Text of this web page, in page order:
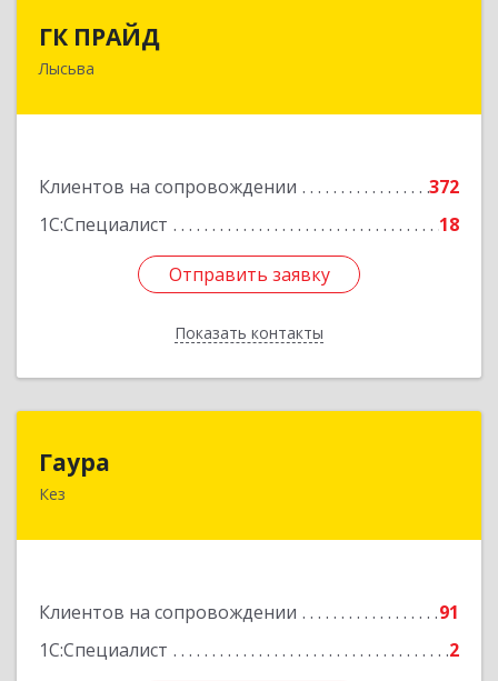
ГК ПРАЙД
Лысьва
Клиентов на сопровождении
372
1С:Специалист
18
Отправить заявку
Показать контакты
618909, Пермский край, Лысьва г, Репина ул,
Отправить заявку
Назад
Гаура
Кез
Клиентов на сопровождении
91
1С:Специалист
2